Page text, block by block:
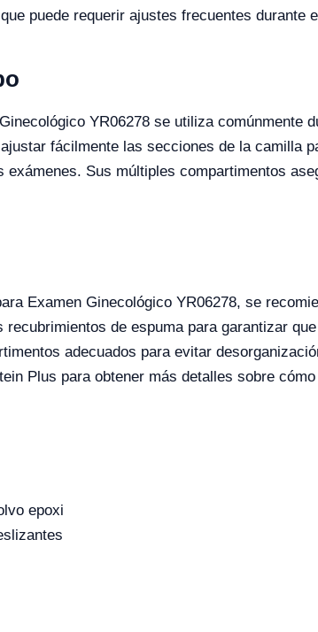
puede requerir ajustes frecuentes durante
YR06278 se utiliza comúnmente
fácilmente las secciones de la camilla
Sus múltiples compartimentos
Examen Ginecológico YR06278, se
de espuma para garantizar
adecuados para evitar
Plus para obtener más detalles sobre
epoxi